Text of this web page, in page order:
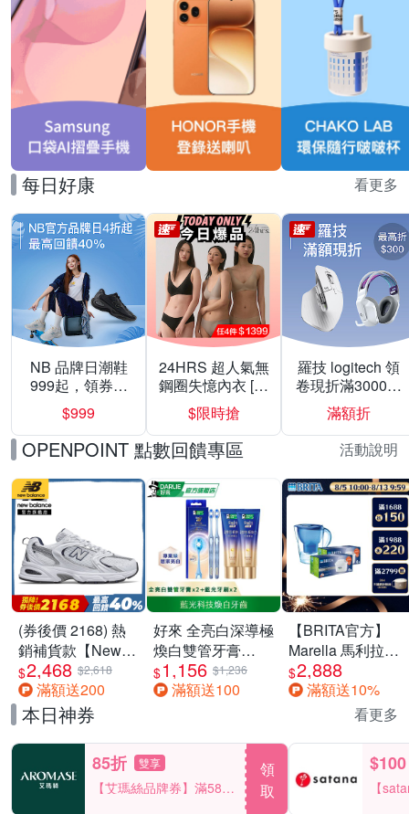
每日好康 看更多
NB 品牌日潮鞋
999起，領券折
上折 最高回饋
40%
$999
24HRS 超人氣無
鋼圈失憶內衣 [熱
銷好評]
$限時搶
羅技 logitech 領
卷現折滿3000折
300
滿額折
OPENPOINT 點數回饋專區 活動說明
(券後價 2168) 熱
銷補貨款【New
Balance】復古運
動鞋_中性_白銀
_MR530SG-D楦
$2,468 $2,618
滿額送200
好來 全亮白深導極
煥白雙管牙膏
100gx2+全亮白深
導藍光牙刷x2
$1,156 $1,236
滿額送100
【BRITA官方】
Marella 馬利拉濾
水壺藍
3.5L+MXPRO12
入去水垢濾芯(共
$2,888
滿額送10%
本日神券 看更多
85折 雙享
【艾瑪絲品牌券】滿580
享85折！
領
取
$100
【
一件